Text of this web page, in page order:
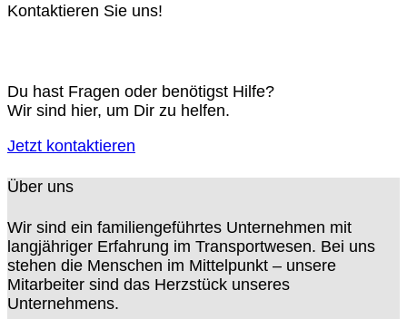
Kontaktieren Sie uns!
Du hast Fragen oder benötigst Hilfe?
Wir sind hier, um Dir zu helfen.
Jetzt kontaktieren
Über uns
Wir sind ein familiengeführtes Unternehmen mit
langjähriger Erfahrung im Transportwesen. Bei uns
stehen die Menschen im Mittelpunkt – unsere
Mitarbeiter sind das Herzstück unseres
Unternehmens.